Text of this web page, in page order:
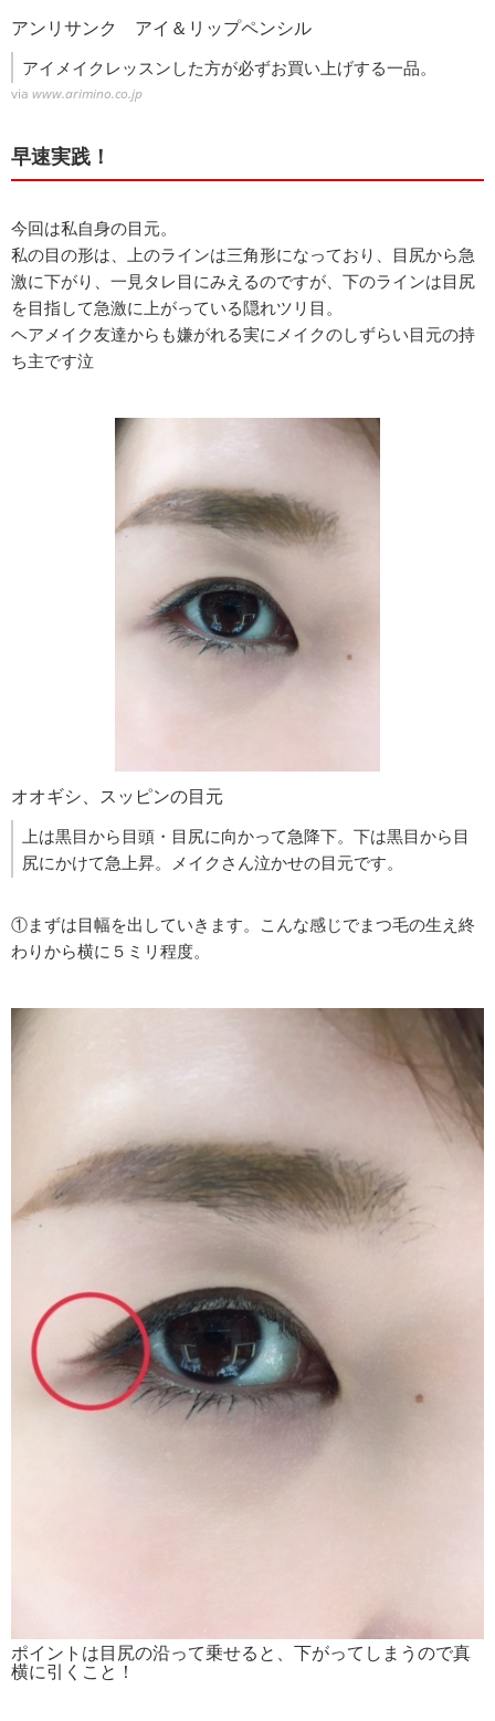
アンリサンク アイ＆リップペンシル
アイメイクレッスンした方が必ずお買い上げする一品。
via www.arimino.co.jp
早速実践！
今回は私自身の目元。
私の目の形は、上のラインは三角形になっており、目尻から急
激に下がり、一見タレ目にみえるのですが、下のラインは目尻
を目指して急激に上がっている隠れツリ目。
ヘアメイク友達からも嫌がれる実にメイクのしずらい目元の持
ち主です泣
オオギシ、スッピンの目元
上は黒目から目頭・目尻に向かって急降下。下は黒目から目
尻にかけて急上昇。メイクさん泣かせの目元です。
①まずは目幅を出していきます。こんな感じでまつ毛の生え終
わりから横に５ミリ程度。
ポイントは目尻の沿って乗せると、下がってしまうので真
横に引くこと！